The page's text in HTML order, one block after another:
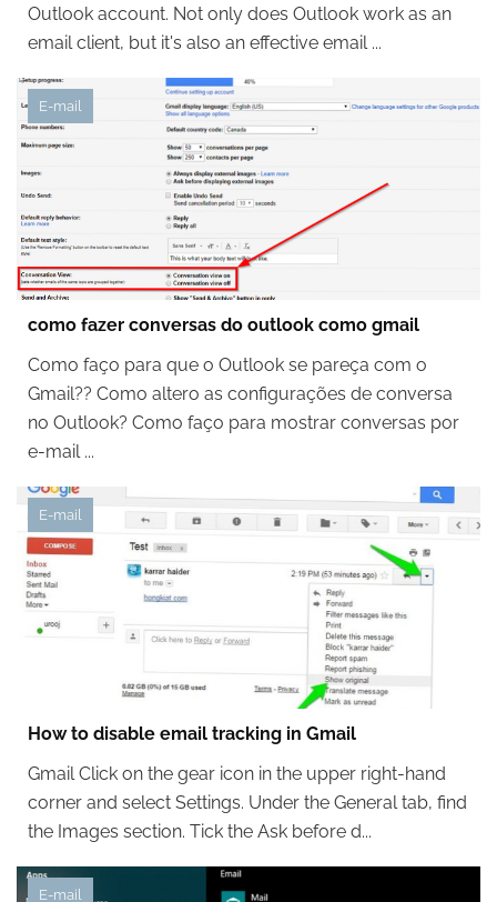
Outlook account. Not only does Outlook work as an
email client, but it's also an effective email ...
E-mail
como fazer conversas do outlook como gmail
Como faço para que o Outlook se pareça com o
Gmail?? Como altero as configurações de conversa
no Outlook? Como faço para mostrar conversas por
e-mail ...
E-mail
How to disable email tracking in Gmail
Gmail Click on the gear icon in the upper right-hand
corner and select Settings. Under the General tab, find
the Images section. Tick the Ask before d...
E-mail